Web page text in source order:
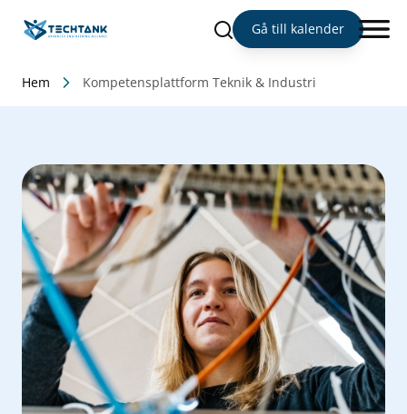
Sök Gå till kalender
Hem Kompetensplattform Teknik & Industri